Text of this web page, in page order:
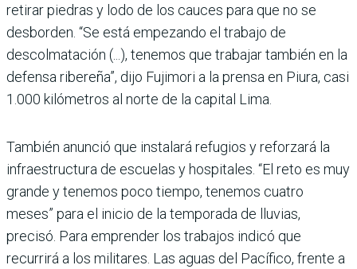
retirar piedras y lodo de los cauces para que no se
desborden. “Se está empezando el trabajo de
descolmatación (...), tenemos que trabajar también en la
defensa ribereña”, dijo Fujimori a la prensa en Piura, casi
1.000 kilómetros al norte de la capital Lima.
También anunció que instalará refugios y reforzará la
infraestructura de escuelas y hospitales. “El reto es muy
grande y tenemos poco tiempo, tenemos cuatro
meses” para el inicio de la temporada de lluvias,
precisó. Para emprender los trabajos indicó que
recurrirá a los militares. Las aguas del Pacífico, frente a